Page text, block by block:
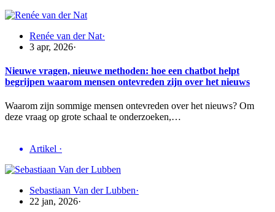
Renée van der Nat·
3 apr, 2026·
Nieuwe vragen, nieuwe methoden: hoe een chatbot helpt
begrijpen waarom mensen ontevreden zijn over het nieuws
Waarom zijn sommige mensen ontevreden over het nieuws? Om
deze vraag op grote schaal te onderzoeken,…
Artikel ·
Sebastiaan Van der Lubben·
22 jan, 2026·